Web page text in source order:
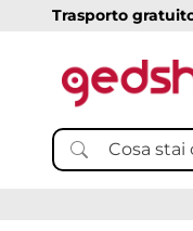
Trasporto